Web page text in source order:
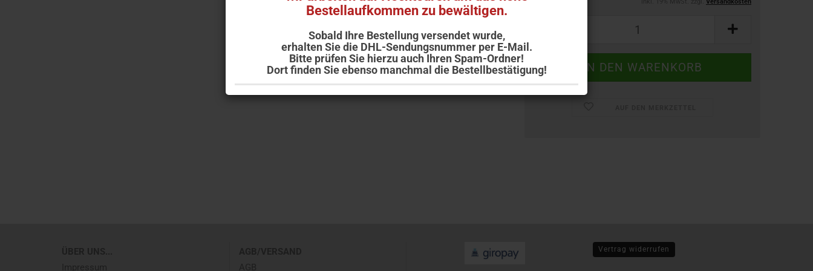
Bestellaufkommen zu bewältigen.
Sobald Ihre Bestellung versendet wurde,
erhalten Sie die DHL-Sendungsnummer per E-Mail.
Bitte prüfen Sie hierzu auch Ihren Spam-Ordner!
Dort finden Sie ebenso manchmal die Bestellbestätigung!
Vertrag widerrufen